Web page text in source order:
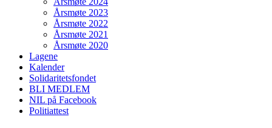
Årsmøte 2023
Årsmøte 2022
Årsmøte 2021
Årsmøte 2020
Lagene
Kalender
Solidaritetsfondet
BLI MEDLEM
NIL på Facebook
Politiattest